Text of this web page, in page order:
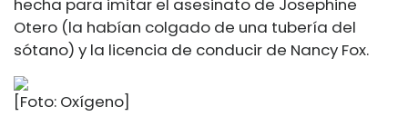
hecha para imitar el asesinato de Josephine
Otero (la habían colgado de una tubería del
sótano) y la licencia de conducir de Nancy Fox.
[Foto: Oxígeno]